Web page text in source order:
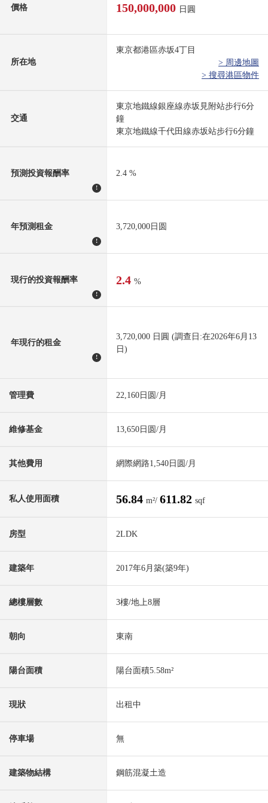
價格 150,000,000 日圓
所在地
東京都港區赤坂4丁目
> 周邊地圖
> 搜尋港區物件
交通
東京地鐵線銀座線赤坂見附站步行6分
鐘
東京地鐵線千代田線赤坂站步行6分鐘
預測投資報酬率
!
2.4 %
年預測租金
!
3,720,000日圆
現行的投資報酬率
!
2.4 %
年現行的租金
!
3,720,000 日圓 (調查日:在2026年6月13
日)
管理費 22,160日圆/月
維修基金 13,650日圆/月
其他費用 網際網路1,540日圆/月
私人使用面積 56.84 m²/ 611.82 sqf
房型 2LDK
建築年 2017年6月築(築9年)
總樓層數 3樓/地上8層
朝向 東南
陽台面積 陽台面積5.58m²
現狀 出租中
停車場 無
建築物結構 鋼筋混凝土造